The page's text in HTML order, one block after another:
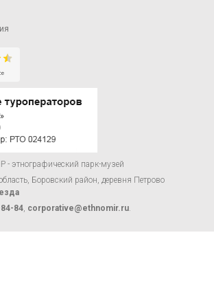
этнографический парк-музей
Боровский район, деревня Петрово
84, corporative@ethnomir.ru.